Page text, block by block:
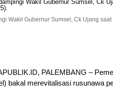
Wakil Gubernur Sumsel, Ck Ujang
PALEMBANG –
bakal merevitalisasi rusunawa